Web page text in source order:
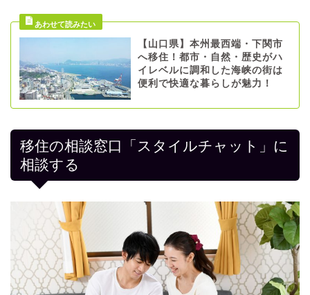
【山口県】本州最西端・下関市
へ移住！都市・自然・歴史がハ
イレベルに調和した海峡の街は
便利で快適な暮らしが魅力！
移住の相談窓口「スタイルチャット」に
相談する